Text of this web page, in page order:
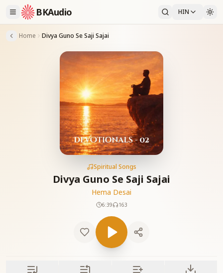
BKAudio HIN
Home Divya Guno Se Saji Sajai
Spiritual Songs
Divya Guno Se Saji Sajai
Hema Desai
6:39 163